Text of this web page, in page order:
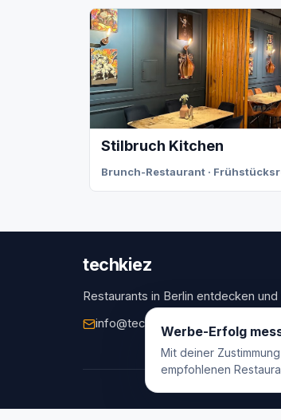
Stilbruch Kitchen
Brunch-Restaurant ·
techkiez
Restaurants in Berlin entdecken
info@techkiez.de
Berlin,
Werbe-Erfolg
Mit deiner
empfohlenen